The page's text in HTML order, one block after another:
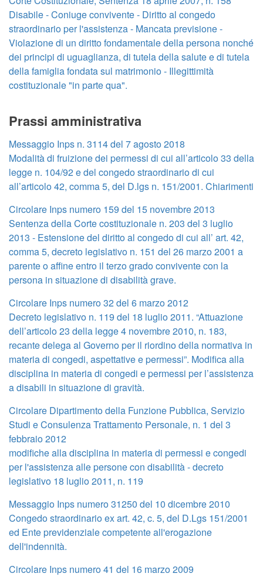
Disabile - Coniuge convivente - Diritto al congedo
straordinario per l'assistenza - Mancata previsione -
Violazione di un diritto fondamentale della persona nonché
dei principi di uguaglianza, di tutela della salute e di tutela
della famiglia fondata sul matrimonio - Illegittimità
costituzionale "in parte qua".
Prassi amministrativa
Messaggio Inps n. 3114 del 7 agosto 2018
Modalità di fruizione dei permessi di cui all’articolo 33 della
legge n. 104/92 e del congedo straordinario di cui
all’articolo 42, comma 5, del D.lgs n. 151/2001. Chiarimenti
Circolare Inps numero 159 del 15 novembre 2013
Sentenza della Corte costituzionale n. 203 del 3 luglio
2013 - Estensione del diritto al congedo di cui all’ art. 42,
comma 5, decreto legislativo n. 151 del 26 marzo 2001 a
parente o affine entro il terzo grado convivente con la
persona in situazione di disabilità grave.
Circolare Inps numero 32 del 6 marzo 2012
Decreto legislativo n. 119 del 18 luglio 2011. “Attuazione
dell’articolo 23 della legge 4 novembre 2010, n. 183,
recante delega al Governo per il riordino della normativa in
materia di congedi, aspettative e permessi”. Modifica alla
disciplina in materia di congedi e permessi per l’assistenza
a disabili in situazione di gravità.
Circolare Dipartimento della Funzione Pubblica, Servizio
Studi e Consulenza Trattamento Personale, n. 1 del 3
febbraio 2012
modifiche alla disciplina in materia di permessi e congedi
per l'assistenza alle persone con disabilità - decreto
legislativo 18 luglio 2011, n. 119
Messaggio Inps numero 31250 del 10 dicembre 2010
Congedo straordinario ex art. 42, c. 5, del D.Lgs 151/2001
ed Ente previdenziale competente all'erogazione
dell'indennità.
Circolare Inps numero 41 del 16 marzo 2009